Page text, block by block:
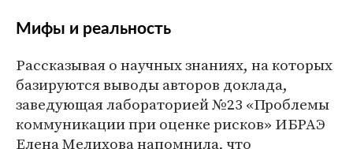
Мифы и реальность
Рассказывая о научных знаниях, на которых
базируются выводы авторов доклада,
заведующая лабораторией №23 «Проблемы
коммуникации при оценке рисков» ИБРАЭ
Елена Мелихова напомнила, что